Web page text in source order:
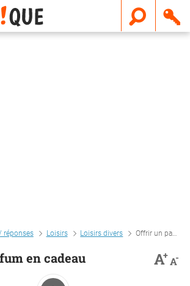
réponses Loisirs Loisirs divers Offrir un parfum en cadeau
en cadeau A+A-